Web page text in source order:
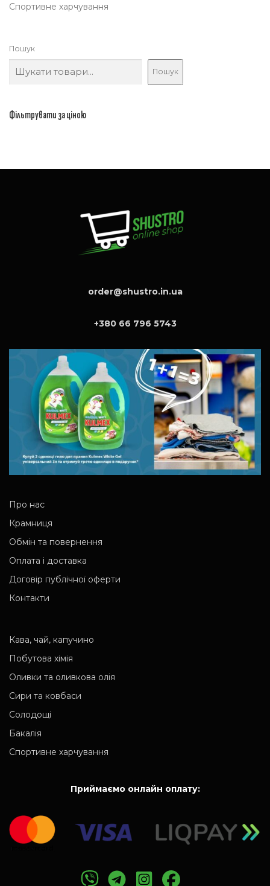
Спортивне харчування
Пошук
Пошук
Фільтрувати за ціною
order@shustro.in.ua
+380 66 796 5743
Про нас
Крамниця
Обмін та повернення
Оплата і доставка
Договір публічної оферти
Контакти
Кава, чай, капучино
Побутова хімія
Оливки та оливкова олія
Сири та ковбаси
Солодощі
Бакалія
Спортивне харчування
Приймаємо онлайн оплату: